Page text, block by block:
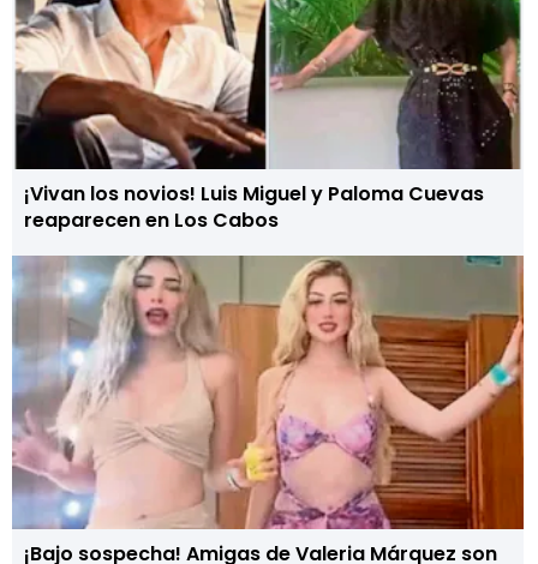
¡Vivan los novios! Luis Miguel y Paloma Cuevas
reaparecen en Los Cabos
¡Bajo sospecha! Amigas de Valeria Márquez son